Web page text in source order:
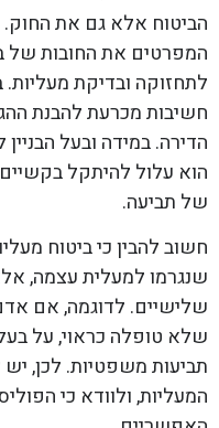
הביטוח אלא גם את החוק.
המפרטים את החובות של
לתחזוקה ובדיקת
חשיבות מכרעת להבנת
הדירה. במידה ובעל
הוא עלול להיתקל
של תביעה.
חשוב להבין כי ביטוח
שנגרמו למעלית עצמה,
שלישיים. לדוגמה, אם
שלא טופלה כראוי, על בעל
תביעות משפטיות. לכן,
המעליות, ולוודא כי